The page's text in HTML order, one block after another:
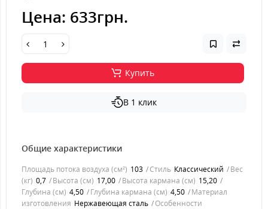
Цена: 633грн.
Купить
В 1 клик
Общие характеристики
Площадь потока воздуха (см²) 103 Стиль Классический
Вес
(кг) 0,7 Высота (см) 17,00 Высота кармана (см) 15,20
Глубина (см) 4,50 Глубина кармана (см) 4,50
Материал
изготовления Нержавеющая сталь
Особенности